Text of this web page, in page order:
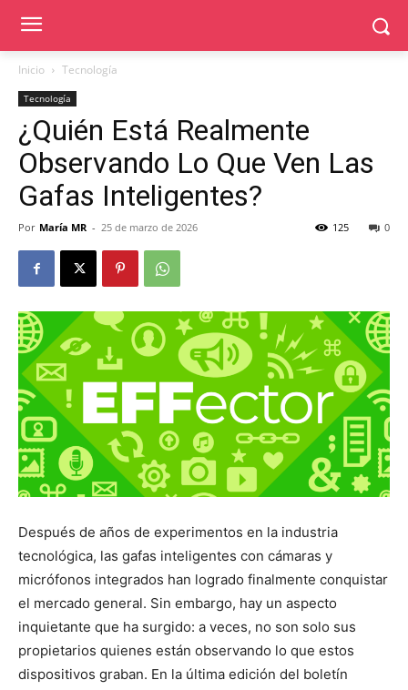
Inicio Tecnología
Tecnología
¿Quién Está Realmente
Observando Lo Que Ven Las
Gafas Inteligentes?
Por María MR - 25 de marzo de 2026 0
125
Después de años de experimentos en la industria
tecnológica, las gafas inteligentes con cámaras y
micrófonos integrados han logrado finalmente conquistar
el mercado general. Sin embargo, hay un aspecto
inquietante que ha surgido: a veces, no son solo sus
propietarios quienes están observando lo que estos
dispositivos graban. En la última edición del boletín